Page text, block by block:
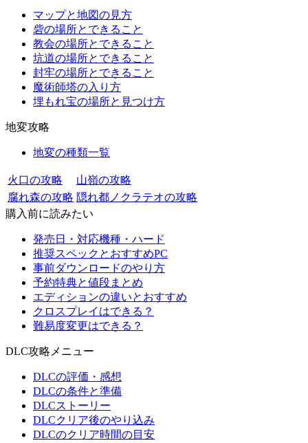
マップと地図の見方
砦の場所とできること
教会の場所とできること
坑道の場所とできること
封牢の場所とできること
魔術師塔の入り方
埋もれ宝の場所と見つけ方
地変攻略
地変の種類一覧
火口の攻略
山嶺の攻略
腐れ森の攻略 隠れ都ノクラテオの攻略
購入前に読みたい
発売日・対応機種・ハード
推奨スペックとおすすめPC
事前ダウンロードのやり方
予約特典と値段まとめ
エディションの違いとおすすめ
クロスプレイはできる？
難易度変更はできる？
DLC攻略メニュー
DLCの評価・感想
DLCの条件と準備
DLCストーリー
DLCクリア後のやり込み
DLCのクリア時間の目安